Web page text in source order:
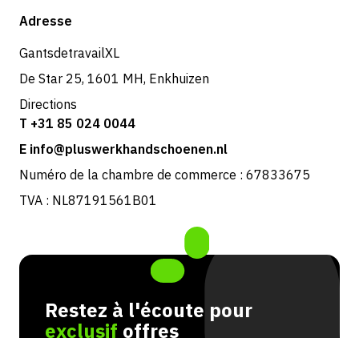
Retours et service
Boutique
Adresse
GantsdetravailXL
De Star 25, 1601 MH, Enkhuizen
Directions
T +31 85 024 0044
E info@pluswerkhandschoenen.nl
Numéro de la chambre de commerce : 67833675
TVA : NL87191561B01
Restez à l'écoute pour
exclusif offres